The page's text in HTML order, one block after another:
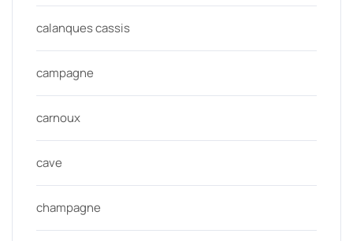
calanques cassis
campagne
carnoux
cave
champagne